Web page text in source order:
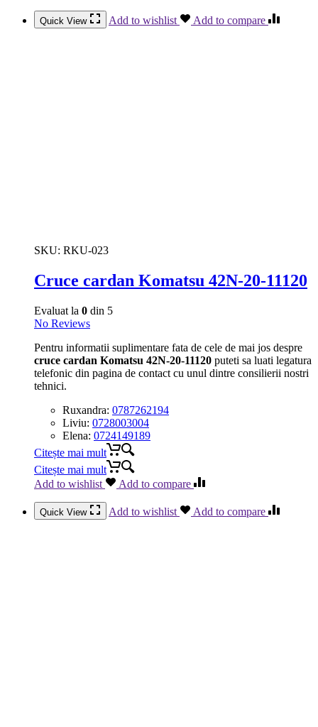
Quick View Add to wishlist Add to compare
SKU: RKU-023
Cruce cardan Komatsu 42N-20-11120
Evaluat la 0 din 5
No Reviews
Pentru informatii suplimentare fata de cele de mai jos despre
cruce cardan Komatsu 42N-20-11120 puteti sa luati legatura
telefonic din pagina de contact cu unul dintre consilierii nostri
tehnici.
Ruxandra: 0787262194
Liviu: 0728003004
Elena: 0724149189
Citește mai mult
Citește mai mult
Add to wishlist
Add to compare
Quick View Add to wishlist Add to compare